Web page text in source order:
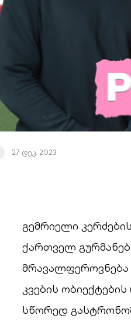
27 დეკ. 2023
გემრიელი
ქართველ
კვების
სწორედ